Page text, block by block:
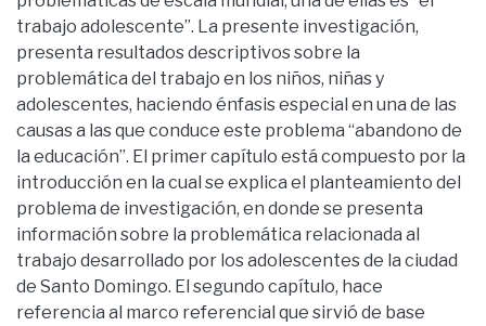
trabajo adolescente”. La presente investigación,
presenta resultados descriptivos sobre la
problemática del trabajo en los niños, niñas y
adolescentes, haciendo énfasis especial en una de las
causas a las que conduce este problema “abandono de
la educación”. El primer capítulo está compuesto por la
introducción en la cual se explica el planteamiento del
problema de investigación, en donde se presenta
información sobre la problemática relacionada al
trabajo desarrollado por los adolescentes de la ciudad
de Santo Domingo. El segundo capítulo, hace
referencia al marco referencial que sirvió de base